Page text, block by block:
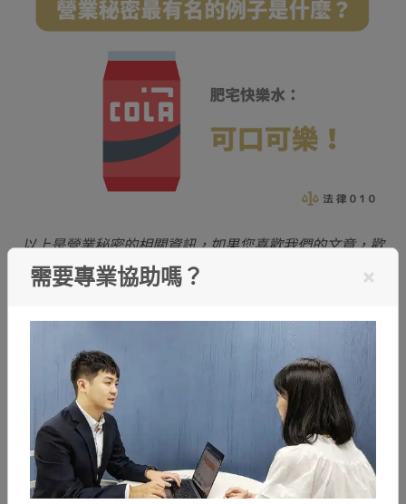
以上是營業秘密的相關資訊，如果您喜歡我們的文章，歡
迎您分享！有任何相關問題也歡迎點擊下方或右側按鈕立
即進行免費
法律諮詢
分享至
需要專業協助嗎？